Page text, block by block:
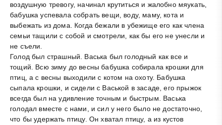
воздушную тревогу, начинал крутиться и жалобно мяукать,
бабушка успевала собрать вещи, воду, маму, кота и
выбежать из дома. Когда бежали в убежище его как члена
семьи тащили с собой и смотрели, как бы его не унесли и
не съели.
Голод был страшный. Васька был голодный как все и
тощий. Всю зиму до весны бабушка собирала крошки для
птиц, а с весны выходили с котом на охоту. Бабушка
сыпала крошки, и сидели с Васькой в засаде, его прыжок
всегда был на удивление точным и быстрым. Васька
голодал вместе с нами, и сил у него было не достаточно,
что бы удержать птицу. Он хватал птицу, а из кустов